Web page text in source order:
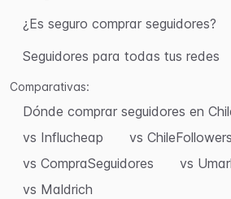
¿Es seguro comprar seguidores?
Seguidores para todas tus redes
Comparativas:
Dónde comprar seguidores en
vs Influcheap
vs ChileFollowers
vs CompraSeguidores
vs
vs Maldrich